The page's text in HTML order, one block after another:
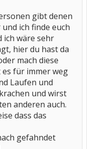
gibt denen
ich finde euch
ich wäre sehr
hier du hast da
mach diese
für immer weg
Laufen und
und wirst
anderen auch.
dass das
gefahndet